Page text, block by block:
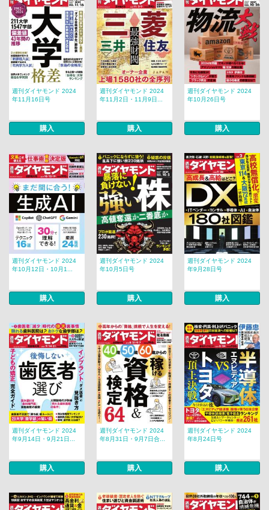
週刊ダイヤモンド 2024
年11月16日号
購入
週刊ダイヤモンド 2024
年11月2日・11月9日...
購入
週刊ダイヤモンド 2024
年10月26日号
購入
週刊ダイヤモンド 2024
年10月12日・10月1...
購入
週刊ダイヤモンド 2024
年10月5日号
購入
週刊ダイヤモンド 2024
年9月28日号
購入
週刊ダイヤモンド 2024
年9月14日・9月21日...
購入
週刊ダイヤモンド 2024
年8月31日・9月7日合...
購入
週刊ダイヤモンド 2024
年8月24日号
購入